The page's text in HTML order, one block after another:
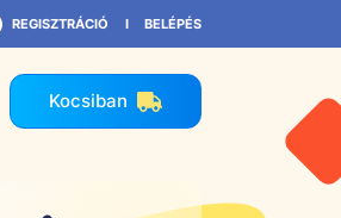
REGISZTRÁCIÓ BELÉPÉS
Kocsiban